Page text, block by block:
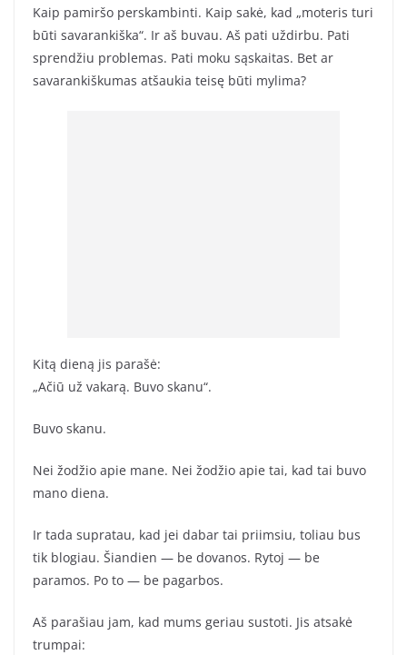
Kaip pamiršo perskambinti. Kaip sakė, kad „moteris turi
būti savarankiška“. Ir aš buvau. Aš pati uždirbu. Pati
sprendžiu problemas. Pati moku sąskaitas. Bet ar
savarankiškumas atšaukia teisę būti mylima?
Kitą dieną jis parašė:
„Ačiū už vakarą. Buvo skanu“.
Buvo skanu.
Nei žodžio apie mane. Nei žodžio apie tai, kad tai buvo
mano diena.
Ir tada supratau, kad jei dabar tai priimsiu, toliau bus
tik blogiau. Šiandien — be dovanos. Rytoj — be
paramos. Po to — be pagarbos.
Aš parašiau jam, kad mums geriau sustoti. Jis atsakė
trumpai: